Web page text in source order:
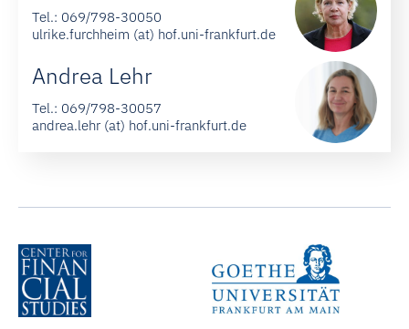
Tel.: 069/798-30050
ulrike.furchheim (at) hof.uni-frankfurt.de
Andrea Lehr
Tel.: 069/798-30057
andrea.lehr (at) hof.uni-frankfurt.de